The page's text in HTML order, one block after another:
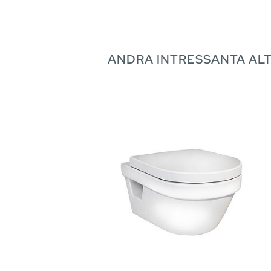
ANDRA INTRESSANTA